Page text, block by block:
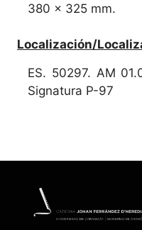
380 x 325 mm.
Localización/
ES. 50297. AM
Signatura P-97